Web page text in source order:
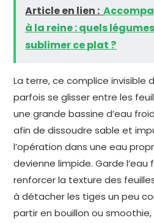
Article en lien :
à la reine : quels
sublimer ce plat ?
La terre, ce complice invisible
parfois se glisser entre les
une grande bassine d’eau
afin de dissoudre sable et
l’opération dans une eau
devienne limpide. Garde l’eau
renforcer la texture des
à détacher les tiges un peu
partir en bouillon ou